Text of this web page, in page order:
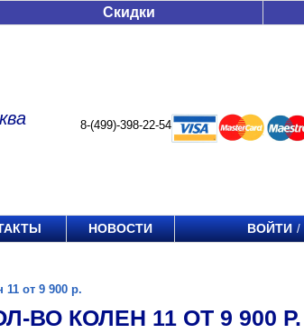
Скидки
8-(499)-398-22-54
НОВОСТИ ВОЙТИ /
11 от 9 900 р.
ВО КОЛЕН 11 ОТ 9 900 Р.